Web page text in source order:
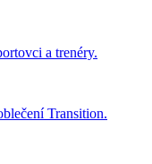
a trenéry.
Transition.